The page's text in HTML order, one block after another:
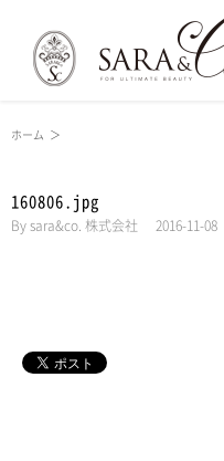
ホーム ＞
160806.jpg
Bysara&co. 株式会社 2016-11-08